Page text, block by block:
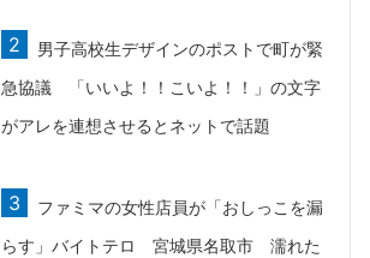
男子高校生デザインのポストで町が緊
急協議 「いいよ！！こいよ！！」の文字
がアレを連想させるとネットで話題
ファミマの女性店員が「おしっこを漏
らす」バイトテロ 宮城県名取市 濡れた